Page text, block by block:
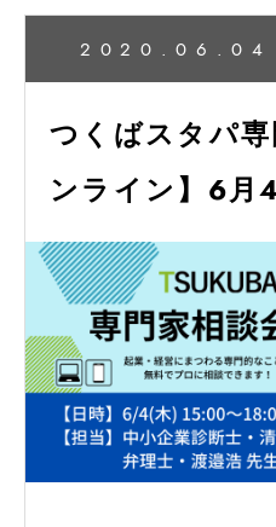
2020.06.04
つくばスタパ
ンライン】6月